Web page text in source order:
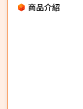
商品介紹